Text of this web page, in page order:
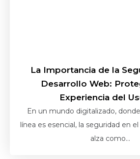
La Importancia de la
Desarrollo Web:
Experiencia del
En un mundo digitalizado,
línea es esencial, la seguridad en
alza como...